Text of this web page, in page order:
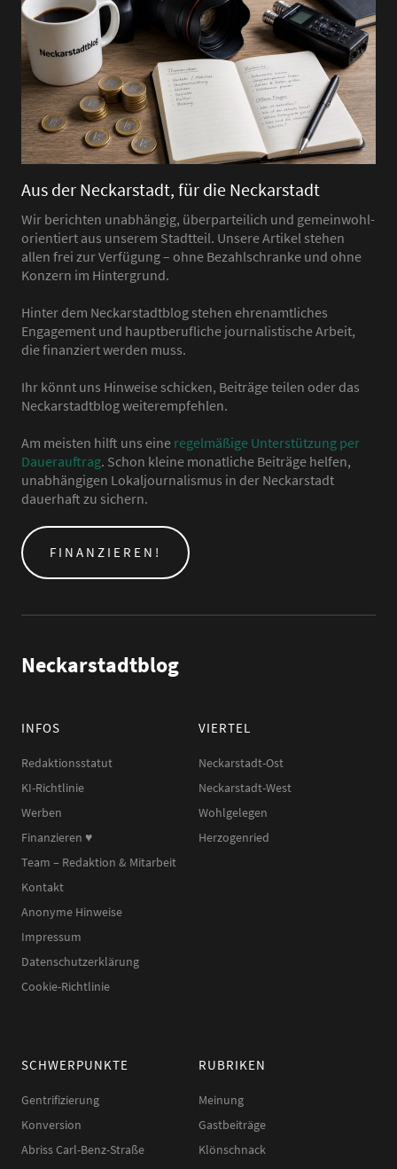
Aus der Neckarstadt, für die Neckarstadt
Wir berichten unabhängig, überparteilich und gemeinwohl-
orientiert aus unserem Stadtteil. Unsere Artikel stehen
allen frei zur Verfügung – ohne Bezahlschranke und ohne
Konzern im Hintergrund.
Hinter dem Neckarstadtblog stehen ehrenamtliches
Engagement und hauptberufliche journalistische Arbeit,
die finanziert werden muss.
Ihr könnt uns Hinweise schicken, Beiträge teilen oder das
Neckarstadtblog weiterempfehlen.
Am meisten hilft uns eine regelmäßige Unterstützung per
Dauerauftrag. Schon kleine monatliche Beiträge helfen,
unabhängigen Lokaljournalismus in der Neckarstadt
dauerhaft zu sichern.
FINANZIEREN!
Neckarstadtblog
INFOS
Redaktionsstatut
KI-Richtlinie
Werben
Finanzieren ♥︎
Team – Redaktion & Mitarbeit
Kontakt
Anonyme Hinweise
Impressum
Datenschutzerklärung
Cookie-Richtlinie
VIERTEL
Neckarstadt-Ost
Neckarstadt-West
Wohlgelegen
Herzogenried
SCHWERPUNKTE
Gentrifizierung
Konversion
Abriss Carl-Benz-Straße
RUBRIKEN
Meinung
Gastbeiträge
Klönschnack